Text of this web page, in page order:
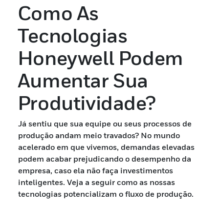
Como As
Tecnologias
Honeywell Podem
Aumentar Sua
Produtividade?
Já sentiu que sua equipe ou seus processos de
produção andam meio travados? No mundo
acelerado em que vivemos, demandas elevadas
podem acabar prejudicando o desempenho da
empresa, caso ela não faça investimentos
inteligentes. Veja a seguir como as nossas
tecnologias potencializam o fluxo de produção.